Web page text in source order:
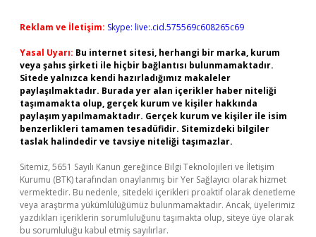
Reklam ve İletişim: Skype: live:.cid.575569c608265c69
Yasal Uyarı: Bu internet sitesi, herhangi bir marka, kurum
veya şahıs şirketi ile hiçbir bağlantısı bulunmamaktadır.
Sitede yalnızca kendi hazırladığımız makaleler
paylaşılmaktadır. Burada yer alan içerikler haber niteliği
taşımamakta olup, gerçek kurum ve kişiler hakkında
paylaşım yapılmamaktadır. Gerçek kurum ve kişiler ile isim
benzerlikleri tamamen tesadüfidir. Sitemizdeki bilgiler
taslak halindedir ve tavsiye niteliği taşımazlar.
Sitemiz, 5651 Sayılı Kanun gereğince Bilgi Teknolojileri ve İletişim
Kurumu (BTK) tarafından onaylanmış bir Yer Sağlayıcı olarak hizmet
vermektedir. Bu nedenle, sitedeki içerikleri proaktif olarak denetleme
veya araştırma yükümlülüğümüz bulunmamaktadır. Ancak, üyelerimiz
yazdıkları içeriklerin sorumluluğunu taşımakta olup, siteye üye olarak
bu sorumluluğu kabul etmiş sayılırlar.